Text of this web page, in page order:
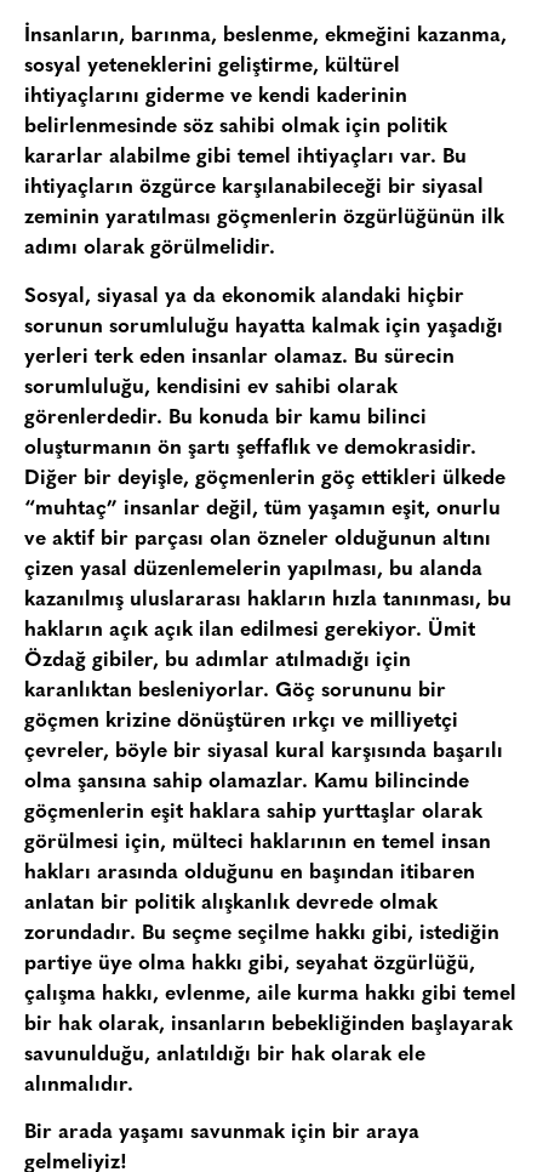
İnsanların, barınma, beslenme, ekmeğini kazanma,
sosyal yeteneklerini geliştirme, kültürel
ihtiyaçlarını giderme ve kendi kaderinin
belirlenmesinde söz sahibi olmak için politik
kararlar alabilme gibi temel ihtiyaçları var. Bu
ihtiyaçların özgürce karşılanabileceği bir siyasal
zeminin yaratılması göçmenlerin özgürlüğünün ilk
adımı olarak görülmelidir.
Sosyal, siyasal ya da ekonomik alandaki hiçbir
sorunun sorumluluğu hayatta kalmak için yaşadığı
yerleri terk eden insanlar olamaz. Bu sürecin
sorumluluğu, kendisini ev sahibi olarak
görenlerdedir. Bu konuda bir kamu bilinci
oluşturmanın ön şartı şeffaflık ve demokrasidir.
Diğer bir deyişle, göçmenlerin göç ettikleri ülkede
“muhtaç” insanlar değil, tüm yaşamın eşit, onurlu
ve aktif bir parçası olan özneler olduğunun altını
çizen yasal düzenlemelerin yapılması, bu alanda
kazanılmış uluslararası hakların hızla tanınması, bu
hakların açık açık ilan edilmesi gerekiyor. Ümit
Özdağ gibiler, bu adımlar atılmadığı için
karanlıktan besleniyorlar. Göç sorununu bir
göçmen krizine dönüştüren ırkçı ve milliyetçi
çevreler, böyle bir siyasal kural karşısında başarılı
olma şansına sahip olamazlar. Kamu bilincinde
göçmenlerin eşit haklara sahip yurttaşlar olarak
görülmesi için, mülteci haklarının en temel insan
hakları arasında olduğunu en başından itibaren
anlatan bir politik alışkanlık devrede olmak
zorundadır. Bu seçme seçilme hakkı gibi, istediğin
partiye üye olma hakkı gibi, seyahat özgürlüğü,
çalışma hakkı, evlenme, aile kurma hakkı gibi temel
bir hak olarak, insanların bebekliğinden başlayarak
savunulduğu, anlatıldığı bir hak olarak ele
alınmalıdır.
Bir arada yaşamı savunmak için bir araya
gelmeliyiz!